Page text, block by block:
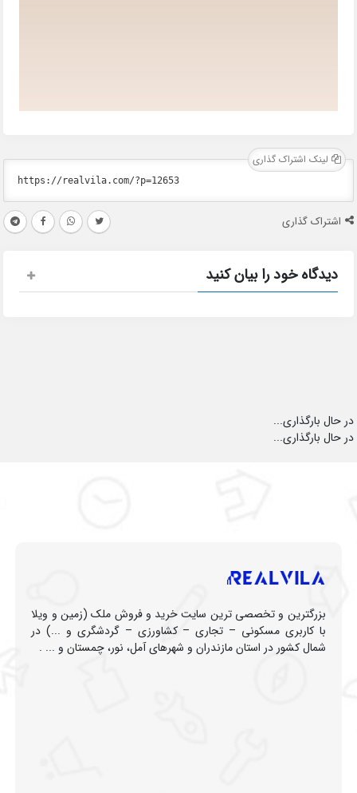
لینک اشتراک گذاری
اشتراک گذاری
دیدگاه خود را بیان کنید
در حال بارگذاری...
در حال بارگذاری...
بزرگترین و تخصصی ترین سایت خرید و فروش ملک (زمین و ویلا
با کاربری مسکونی – تجاری – کشاورزی – گردشگری و ...) در
شمال کشور در استان مازندران و شهرهای آمل، نور، چمستان و ... .